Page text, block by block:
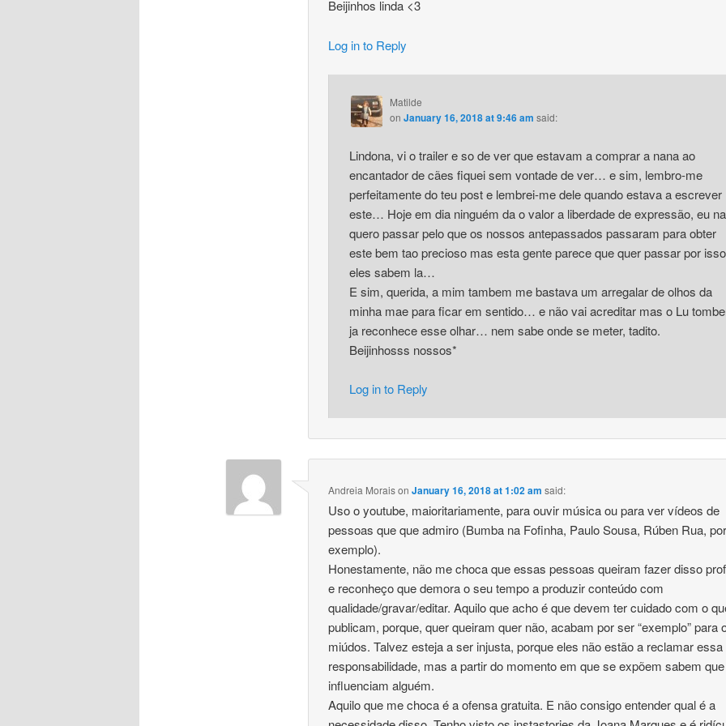
Beijinhos linda <3
Log in to Reply
Matilde
on January 16, 2018 at 9:46 am said:
Lindona, vi o trailer e so de ver que estavam a comprar a nana ao
encantador de cães fiquei sem vontade de ver… e sim, lembro-me
perfeitamente do teu post e lembrei-me dele quando estava a escrever
este… Hoje em dia ninguém da o valor a liberdade de expressão, eu
quero passar pelo que os nossos antepassados passaram para obter
este bem tao precioso mas esta gente parece que quer passar por
eles sabem la…
E sim, querida, a mim tambem me bastava um arregalar de olhos da
minha mae para ficar em sentido… e não vai acreditar mas o Lu
ja reconhece esse olhar… nem sabe onde se meter, tadito.
Beijinhosss nossos*
Log in to Reply
Andreia MoraisonJanuary 16, 2018 at 1:02 am said:
Uso o youtube, maioritariamente, para ouvir música ou para ver vídeos de
pessoas que que admiro (Bumba na Fofinha, Paulo Sousa, Rúben Rua, por
exemplo).
Honestamente, não me choca que essas pessoas queiram fazer disso
e reconheço que demora o seu tempo a produzir conteúdo com
qualidade/gravar/editar. Aquilo que acho é que devem ter cuidado com o
publicam, porque, quer queiram quer não, acabam por ser “exemplo” para
miúdos. Talvez esteja a ser injusta, porque eles não estão a reclamar essa
responsabilidade, mas a partir do momento em que se expõem sabem que
influenciam alguém.
Aquilo que me choca é a ofensa gratuita. E não consigo entender qual é a